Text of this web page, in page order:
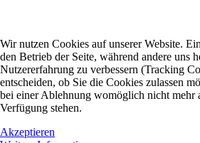
Wir nutzen Cookies auf unserer Website.
den Betrieb der Seite, während andere uns
Nutzererfahrung zu verbessern (Tracking
entscheiden, ob Sie die Cookies zulassen
bei einer Ablehnung womöglich nicht mehr
Verfügung stehen.
Akzeptieren